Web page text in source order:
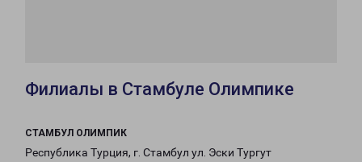
Филиалы в Стамбуле Олимпике
СТАМБУЛ ОЛИМПИК
Республика Турция, г. Стамбул ул. Эски Тургут